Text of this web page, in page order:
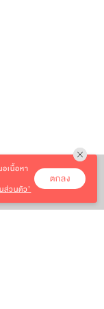
อเนื้อหา
ส่วนตัว’
ตกลง